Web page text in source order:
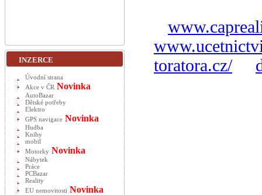
toratora.cz/
INZERCE
Úvodní strana
Akce v ČR Novinka
AutoBazar
Dětské potřeby
Elektro
GPS navigace Novinka
Hudba
Knihy
mobil
Motorky Novinka
Nábytek
Práce
PCBazar
Reality
EU nemovitosti Novinka